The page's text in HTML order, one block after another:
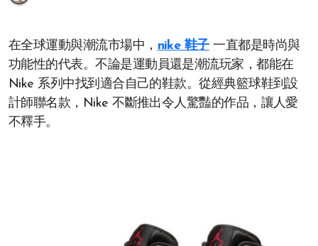
在全球運動與潮流市場中， nike 鞋子一直都是時尚與
功能性的代表。不論是運動員還是潮流玩家，都能在
Nike 系列中找到適合自己的鞋款。從經典籃球鞋到設
計師聯名款，Nike 不斷推出令人驚豔的作品，讓人愛
不釋手。